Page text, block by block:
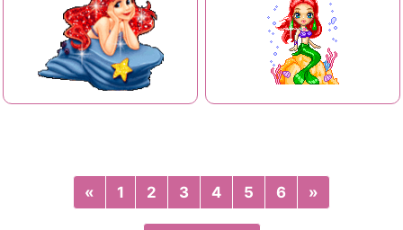
« Previous
1 2 3 4 5 6 »